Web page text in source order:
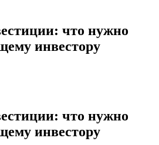
что нужно
инвестору
что нужно
инвестору